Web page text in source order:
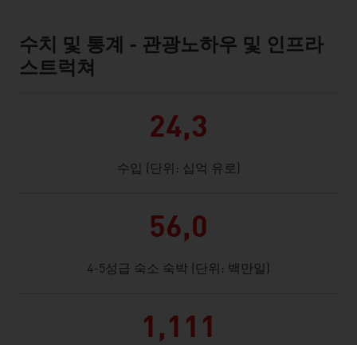
facts & figures
수치 및 통계 - 관광노하우 및 인프라
스트럭쳐
24,3
수입 (단위: 십억 유로)
56,0
4-5성급 숙소 숙박 (단위: 백만일)
1,111